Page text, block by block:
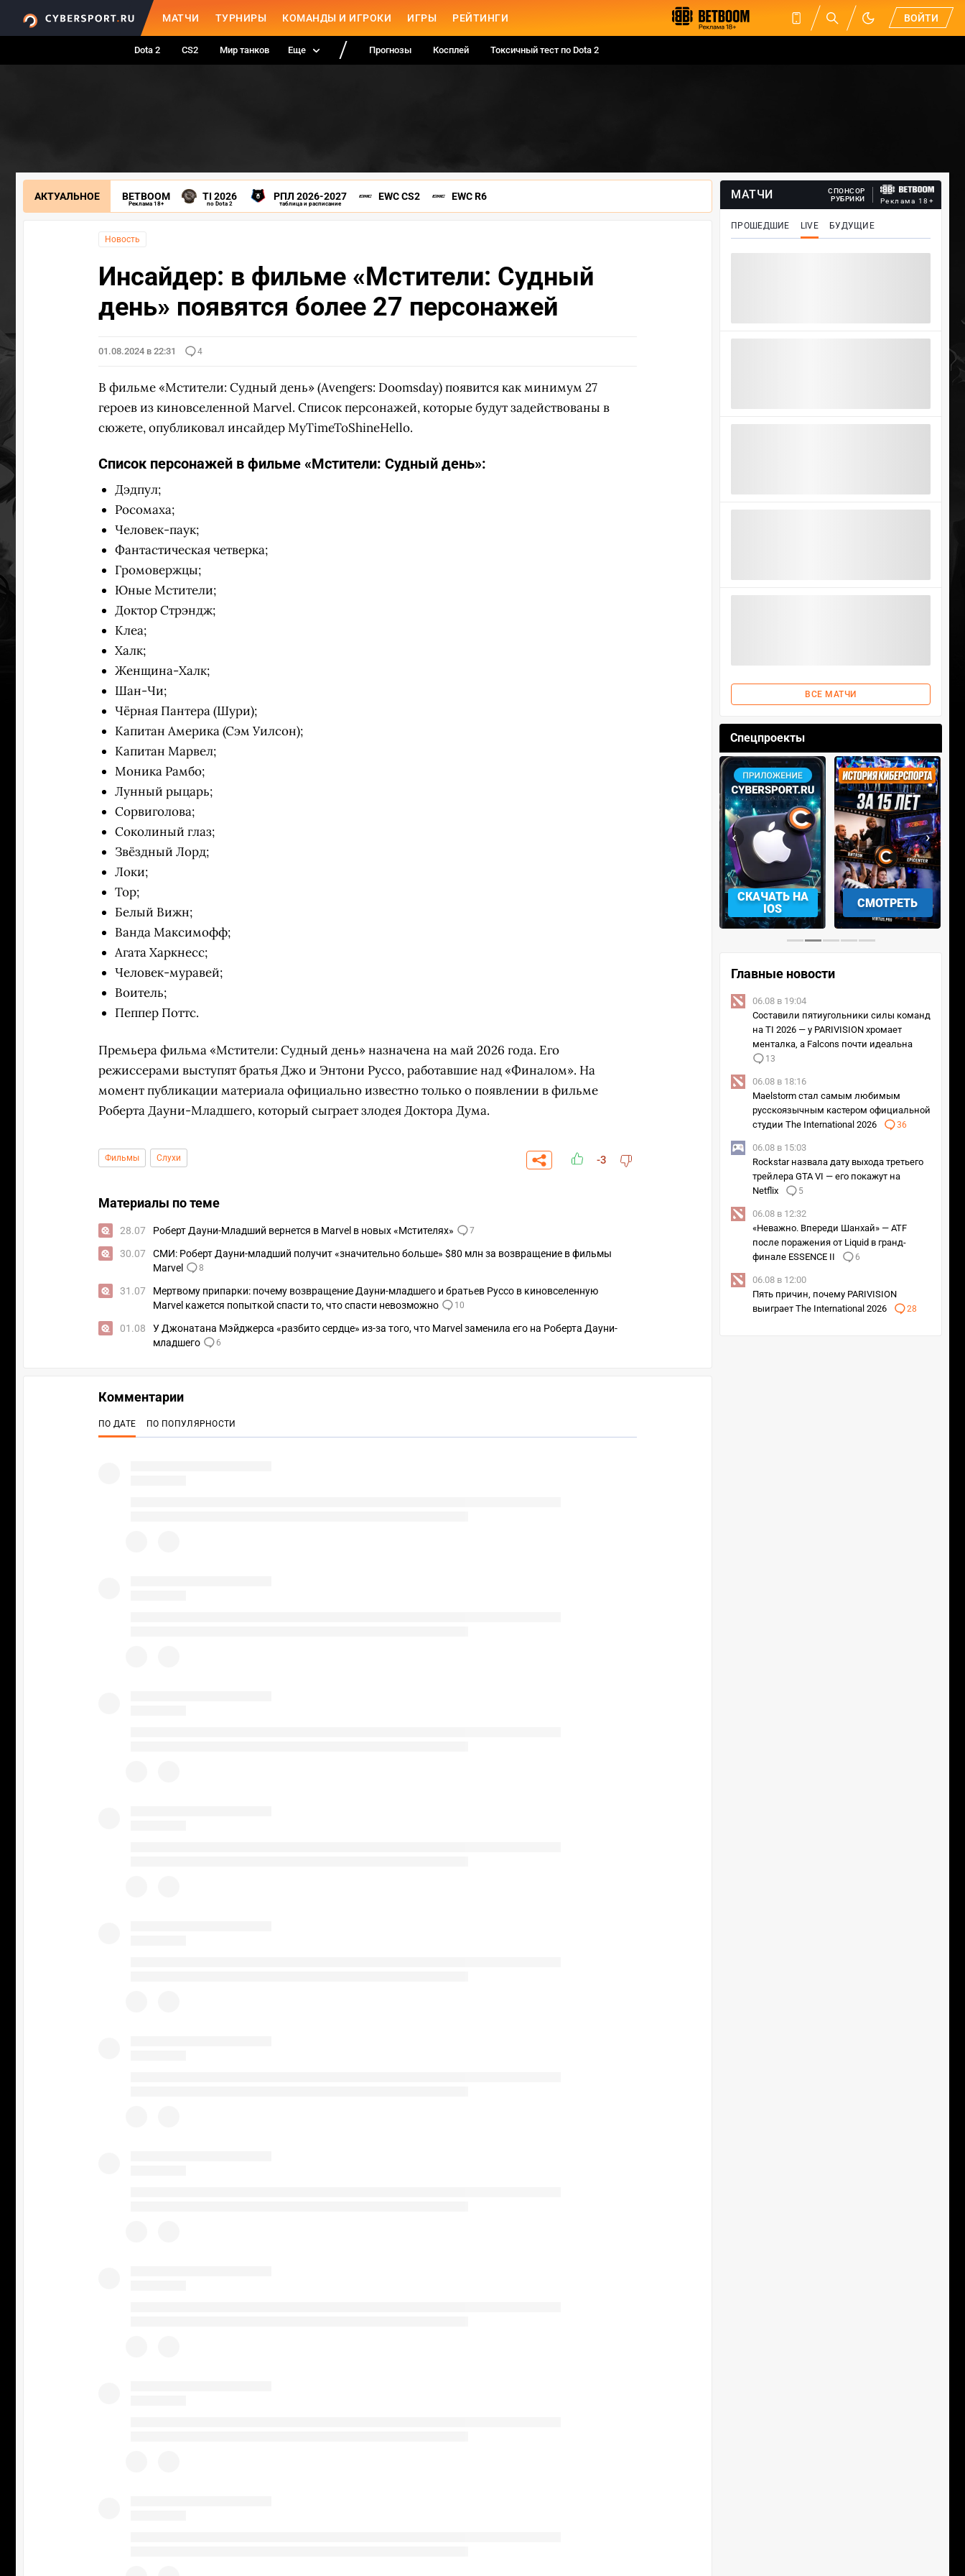
МАТЧИ ТУРНИРЫ КОМАНДЫ И ИГРОКИ ИГРЫ РЕЙТИНГИ ВОЙТИ
Dota 2 CS2 Мир танков Еще Прогнозы Косплей Токсичный тест по Dota 2
АКТУАЛЬНОЕ BETBOOM
Реклама 18+
TI 2026
по Dota 2
РПЛ 2026-2027
таблица и расписание
EWC CS2 EWC R6
Новость
Инсайдер: в фильме «Мстители: Судный
день» появятся более 27 персонажей
01.08.2024 в 22:31 4
В фильме «Мстители: Судный день» (Avengers: Doomsday) появится как минимум 27
героев из киновселенной Marvel. Список персонажей, которые будут задействованы в
сюжете, опубликовал инсайдер MyTimeToShineHello.
Список персонажей в фильме «Мстители: Судный день»:
Дэдпул;
Росомаха;
Человек-паук;
Фантастическая четверка;
Громовержцы;
Юные Мстители;
Доктор Стрэндж;
Клеа;
Халк;
Женщина-Халк;
Шан-Чи;
Чёрная Пантера (Шури);
Капитан Америка (Сэм Уилсон);
Капитан Марвел;
Моника Рамбо;
Лунный рыцарь;
Сорвиголова;
Соколиный глаз;
Звёздный Лорд;
Локи;
Тор;
Белый Вижн;
Ванда Максимофф;
Агата Харкнесс;
Человек-муравей;
Воитель;
Пеппер Поттс.
Премьера фильма «Мстители: Судный день» назначена на май 2026 года. Его
режиссерами выступят братья Джо и Энтони Руссо, работавшие над «Финалом». На
момент публикации материала официально известно только о появлении в фильме
Роберта Дауни-Младшего, который сыграет злодея Доктора Дума.
Фильмы Слухи -3
Материалы по теме
28.07 Роберт Дауни-Младший вернется в Marvel в новых «Мстителях» 7
30.07
СМИ: Роберт Дауни-младший получит «значительно больше» $80 млн за возвращение в фильмы
Marvel
8
31.07
Мертвому припарки: почему возвращение Дауни-младшего и братьев Руссо в киновселенную
Marvel кажется попыткой спасти то, что спасти невозможно
10
01.08
У Джонатана Мэйджерса «разбито сердце» из-за того, что Marvel заменила его на Роберта Дауни-
младшего
6
МАТЧИ
СПОНСОР
РУБРИКИ
Реклама 18+
ПРОШЕДШИЕ LIVE БУДУЩИЕ
ВСЕ МАТЧИ
Спецпроекты
СМОТРЕТЬ УЧАСТВОВАТЬ
‹ ›
Главные новости
06.08 в 19:04
Составили пятиугольники силы команд
на TI 2026 — у PARIVISION хромает
менталка, а Falcons почти идеальна
13
06.08 в 18:16
Maelstorm стал самым любимым
русскоязычным кастером официальной
студии The International 2026
36
06.08 в 15:03
Rockstar назвала дату выхода третьего
трейлера GTA VI — его покажут на
Netflix
5
06.08 в 12:32
«Неважно. Впереди Шанхай» — ATF
после поражения от Liquid в гранд-
финале ESSENCE II
6
06.08 в 12:00
Пять причин, почему PARIVISION
выиграет The International 2026
28
Комментарии
ПО ДАТЕ ПО ПОПУЛЯРНОСТИ